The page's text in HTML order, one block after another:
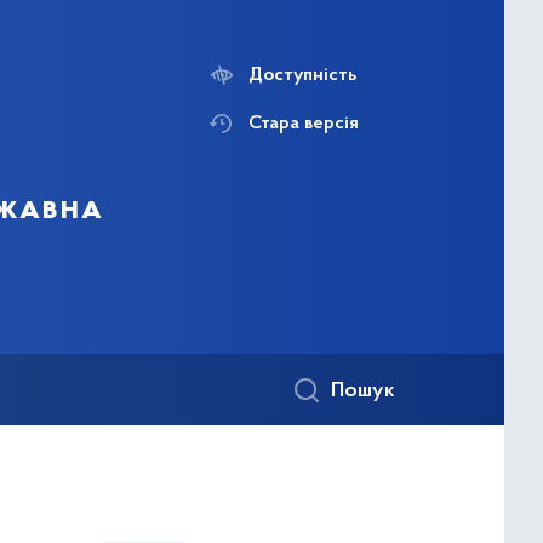
Доступність
Стара версія
Пошук